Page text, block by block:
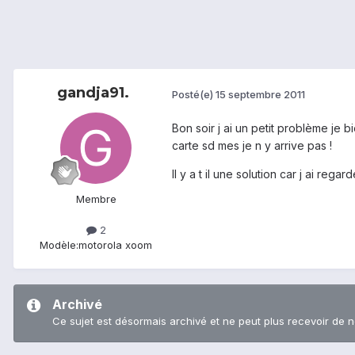
gandja91.
Membre
2
Modèle:motorola xoom
Posté(e) 15 septembre 2011
Bon soir j ai un petit problème je
carte sd mes je n y arrive pas !
Il y a t il une solution car j ai
Archivé
Ce sujet est désormais archivé et ne peut plus recevoir de